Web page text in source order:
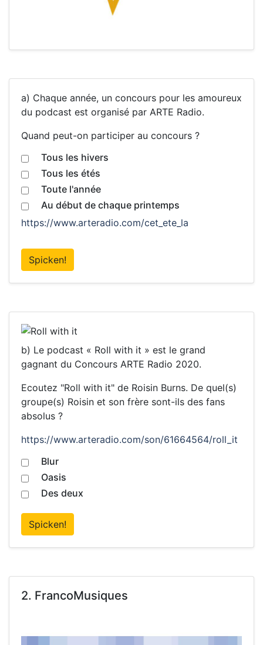
a) Chaque année, un concours pour les amoureux
du podcast est organisé par ARTE Radio.
Quand peut-on participer au concours ?
Tous les hivers
Tous les étés
Toute l'année
Au début de chaque printemps
https://www.arteradio.com/cet_ete_la
Spicken!
b) Le podcast « Roll with it » est le grand
gagnant du Concours ARTE Radio 2020.
Ecoutez "Roll with it" de Roisin Burns. De quel(s)
groupe(s) Roisin et son frère sont-ils des fans
absolus ?
https://www.arteradio.com/son/61664564/roll_it
Blur
Oasis
Des deux
Spicken!
2. FrancoMusiques